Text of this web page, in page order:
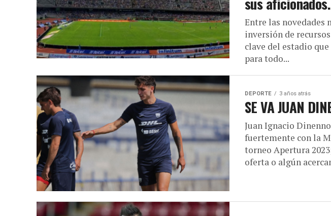
Entre las novedades
inversión de
clave del estadio
para todo...
DEPORTE 3 años atrás
SE VA JUAN
Juan Ignacio
fuertemente con la
torneo Apertura
oferta o algún